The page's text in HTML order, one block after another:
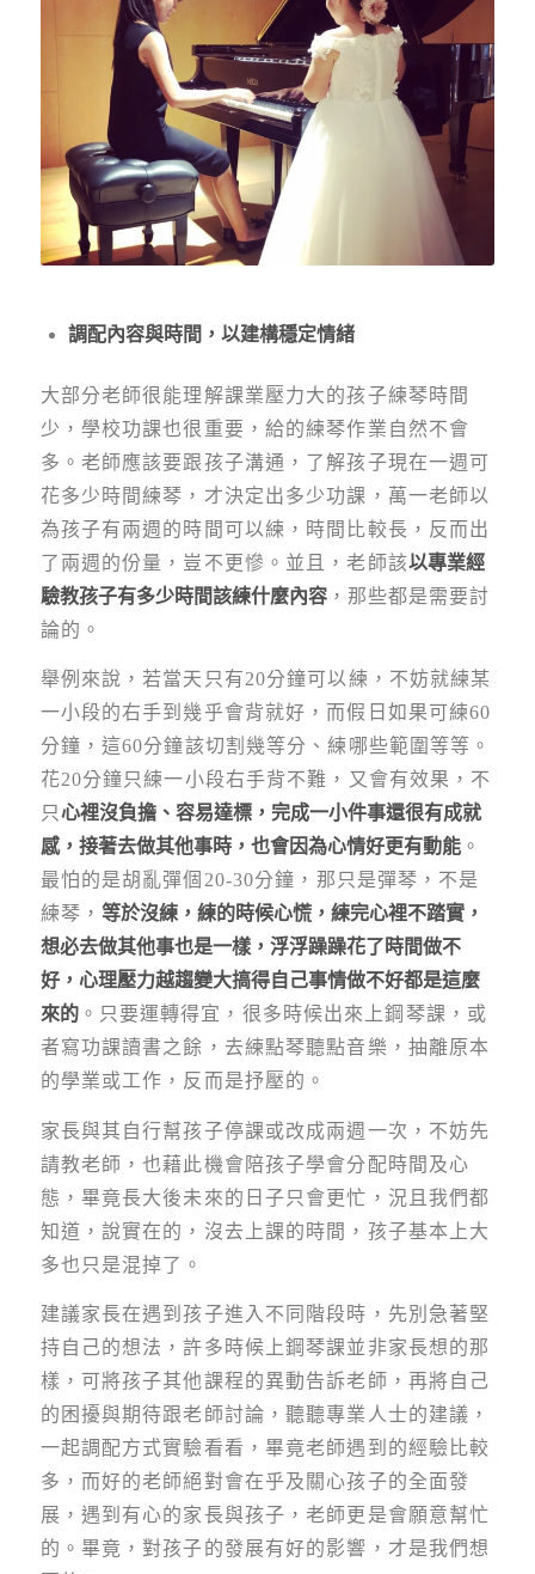
調配內容與時間，以建構穩定情緒
大部分老師很能理解課業壓力大的孩子練琴時間
少，學校功課也很重要，給的練琴作業自然不會
多。老師應該要跟孩子溝通，了解孩子現在一週可
花多少時間練琴，才決定出多少功課，萬一老師以
為孩子有兩週的時間可以練，時間比較長，反而出
了兩週的份量，豈不更慘。並且，老師該以專業經
驗教孩子有多少時間該練什麼內容，那些都是需要討
論的。
舉例來說，若當天只有20分鐘可以練，不妨就練某
一小段的右手到幾乎會背就好，而假日如果可練60
分鐘，這60分鐘該切割幾等分、練哪些範圍等等。
花20分鐘只練一小段右手背不難，又會有效果，不
只心裡沒負擔、容易達標，完成一小件事還很有成就
感，接著去做其他事時，也會因為心情好更有動能。
最怕的是胡亂彈個20-30分鐘，那只是彈琴，不是
練琴， 等於沒練，練的時候心慌，練完心裡不踏實，
想必去做其他事也是一樣，浮浮躁躁花了時間做不
好，心理壓力越趨變大搞得自己事情做不好都是這麼
來的。只要運轉得宜，很多時候出來上鋼琴課，或
者寫功課讀書之餘，去練點琴聽點音樂，抽離原本
的學業或工作，反而是抒壓的。
家長與其自行幫孩子停課或改成兩週一次，不妨先
請教老師，也藉此機會陪孩子學會分配時間及心
態，畢竟長大後未來的日子只會更忙，況且我們都
知道，說實在的，沒去上課的時間，孩子基本上大
多也只是混掉了。
建議家長在遇到孩子進入不同階段時，先別急著堅
持自己的想法，許多時候上鋼琴課並非家長想的那
樣，可將孩子其他課程的異動告訴老師，再將自己
的困擾與期待跟老師討論，聽聽專業人士的建議，
一起調配方式實驗看看，畢竟老師遇到的經驗比較
多，而好的老師絕對會在乎及關心孩子的全面發
展，遇到有心的家長與孩子，老師更是會願意幫忙
的。畢竟，對孩子的發展有好的影響，才是我們想